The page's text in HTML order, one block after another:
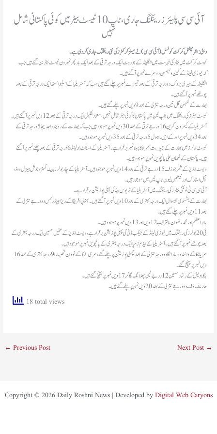
آئی سی سی پلیئرز رینکنگ جاری، ٹاپ 10 ٹیسٹ بیٹر میں کوئی پاکستانی شامل
نہیں
دبئی: انٹرنیشنل کرکٹ کونسل (آئی سی سی) نے مینز کرکٹرز کی نئی رینکنگ جاری کردی ہے۔
ٹیسٹ کرکٹ میں بیٹر کی فہرست میں انگلینڈ کے جو روٹ ایک درجہ ترقی کے بعد ایک بار پھر نمبر ون ٹیسٹ بیٹر بن گئے ہیں جب
کہ نیوزی لینڈ کےکین ولیمسن دوسرے نمبر پر آگئے ہیں۔
انگلینڈ کے ہیری بروک دو درجہ ترقی کے بعد تیسرے نمبر پر چلے گئے ہیں جب کہ آسٹریلیا کے اسٹیو اسمتھ ایک درجہ ترقی کے بعد
چوتھے نمبر پر آگئے ہیں۔
بھارت کے شبمن گل تین درجہ تنزلی کے بعد 9 ویں نمبر پر چلےگئے ہیں۔
ٹیسٹ بیٹرز کی رینکنگ میں ٹاپ ٹین میں پاکستان کا کوئی بیٹر شامل نہیں، سعود شکیل ایک درجہ ترقی کے بعد 12 ویں نمبر پر آگئے ہیں۔
آسٹریلیا کے کیمرون گرین 16 درجے ترقی کے بعد 30 ویں نمبر پر موجود ہیں جب کہ بھارت کے رویندرا جدیجا 5 درجہ ترقی کے
بعد 34 ویں نمبر پر اور کے ایل راہول 5 درجہ ترقی کے بعد 35 ویں نمبر پر موجود ہیں۔
ٹیسٹ بولرز میں بھارت کے جسپریت بمراہ کا پہلا نمبر برقرار ہے۔ آسٹریلیا کے اسکاٹ بولینڈ 6 درجہ ترقی کے بعد چھٹے نمبر پر آگئے
ہیں۔ پاکستان کے نعمان علی پانچویں نمبر پر موجود ہیں۔
ویسٹ انڈیز کے شمر جوزف 15 درجے ترقی کے بعد 14 ویں نمبر پر موجود ہیں۔ آسٹریلیا کے چار بولرز پیٹ کمنز، جوش ہیزل ووڈ،
مچل اسٹارک اور نیتھن لیون ٹاپ ٹین میں موجود ہیں۔
آئی سی سی ٹی ٹوئنٹی بیٹرز کی رینکنگ میں آسٹریلیا کے ٹریوس ہیڈ کی پہلی پوزیشن برقرارہے۔
بھارت کے یشسوی جیسوال ایک درجہ بہتری کے بعد 10 ویں نمبر پر آگئے ہیں۔ جنوبی افریقا کے ریزا ہینڈرکس دو درجے تنزلی کے
بعد 11 ویں نمبر پر چلےگئے ہیں۔
بابر اعظم اور محمد رضوان بالترتیب 12 ویں اور 13 ویں نمبر پر موجود ہیں۔
ٹی 20 بولرز کی رینکنگ میں نیوزی لینڈ کے جیکب ڈفی کی پہلی پوزیشن برقرار ہے، ویسٹ انڈیز کے عقیل حسین ایک درجہ بہتری کے
بعد چوتھے نمبر پر آگئے ہیں۔ آسٹریلیا کے ایڈم زمپا ایک درجہ بہتری کے پانچویں نمبر پر موجود ہیں۔
سریلنکا کے وانندو ہسارانگا دو درجہ تنزلی کے بعد چھٹی پوزیشن پر چلےگئے، سری لنکا کے نووان تھیسارا 9 درجہ بہتری کے بعد 16
ویں نمبر پر پہنچ گئے۔
بنگلا دیش کے رشاد حسین 12 درجے لمبی چھلانگ لگا کر17 ویں نمبر پر پہنچ گئے ہیں۔
حارث رؤف دو درجے تنزلی کے بعد 20 ویں نمبر پر چلے گئے ہیں۔
18 total views
← Previous Post Next Post →
Copyright © 2026 Daily Roshni News | Developed by Digital Web Caryons